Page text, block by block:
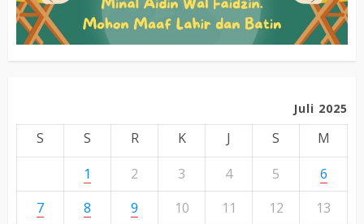
Juli 2025
S S R K J S
M
1
2 3 4 5
6
7
8 9 10 11 12
13